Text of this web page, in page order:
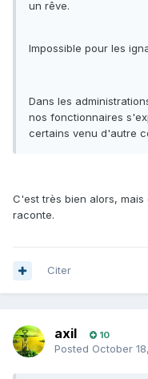
un rêve.
Impossible pour les
Dans les
nos fonctionnaires
certains venu d'autre
C'est très bien alors,
raconte.
Citer
axil 10
Posted October